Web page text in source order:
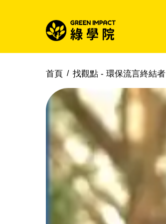
首頁 找觀點 - 環保流言終結者